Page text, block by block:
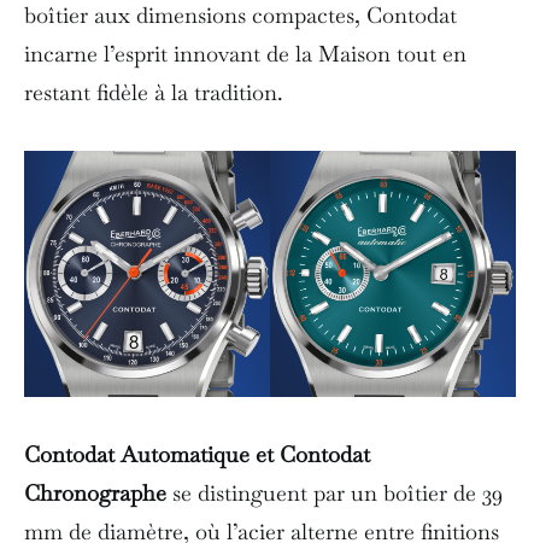
boîtier aux dimensions compactes, Contodat
incarne l’esprit innovant de la Maison tout en
restant fidèle à la tradition.
Contodat Automatique et Contodat
Chronographe se distinguent par un boîtier de 39
mm de diamètre, où l’acier alterne entre finitions